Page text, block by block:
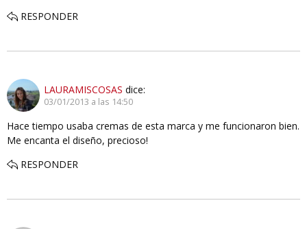
RESPONDER
LAURAMISCOSAS dice:
03/01/2013 a las 14:50
Hace tiempo usaba cremas de esta marca y me funcionaron bien.
Me encanta el diseño, precioso!
RESPONDER